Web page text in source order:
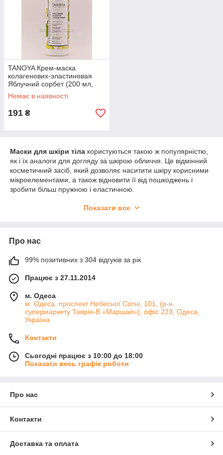
TANOYA Крем-маска
колагенових-эластиновая
Яблучний сорбет (200 мл,
500мл)
Немає в наявності
191 ₴
Маски для шкіри тіла користуються такою ж популярністю,
як і їх аналоги для догляду за шкірою обличчя. Це відмінний
косметичний засіб, який дозволяє наситити шкіру корисними
мікроелементами, а також відновити її від пошкоджень і
зробити більш пружною і еластичною.
з целюлітом, що ще більше підвищує їх популярність.
тіла
Маски не просто так часто включають в
за тілом. Вони мають цілу низку переваг і ефектів, які
дозволяють більш якісно доглядати за шкірою.
які пропонують представницям прекрасної статі просто
карколомні ефекти. До них слід віднести:
• зволоження шкіри;
• харчування шкіри корисними мікроелементами;
• омолодження шкіри;
вищевказаними ефектами. Просто вони бувають сильнішим
чи слабшим. Ефективність тієї чи іншої маски безпосередньо
залежить від її складу.
Різновиди масок для тіла
Маски для тіла є відмінним способом для інтенсивного
Показати все
Про нас
99% позитивних з 304 відгуків за рік
Працює з 27.11.2014
м. Одеса
м. Одеса, проспект Небесної Сотні, 101, (р-н
супермаркету Таврія-В «Маршал»), офіс 223, Одеса,
Україна
Контакти
Сьогодні працює з 10:00 до 18:00
Показати весь графік роботи
Про нас
Контакти
Доставка та оплата